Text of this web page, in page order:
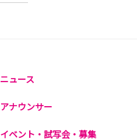
ニュース
アナウンサー
イベント・試写会・募集